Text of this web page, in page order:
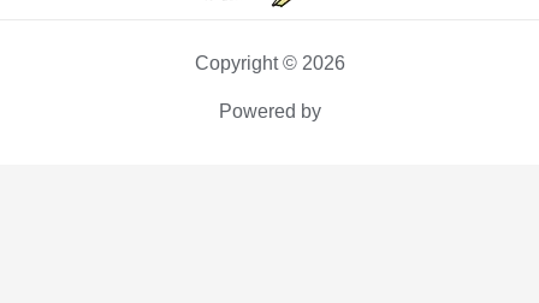
Copyright © 2026
Powered by